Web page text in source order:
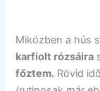
Miközben a hús
karfiolt rózsáira
főztem. Rövid